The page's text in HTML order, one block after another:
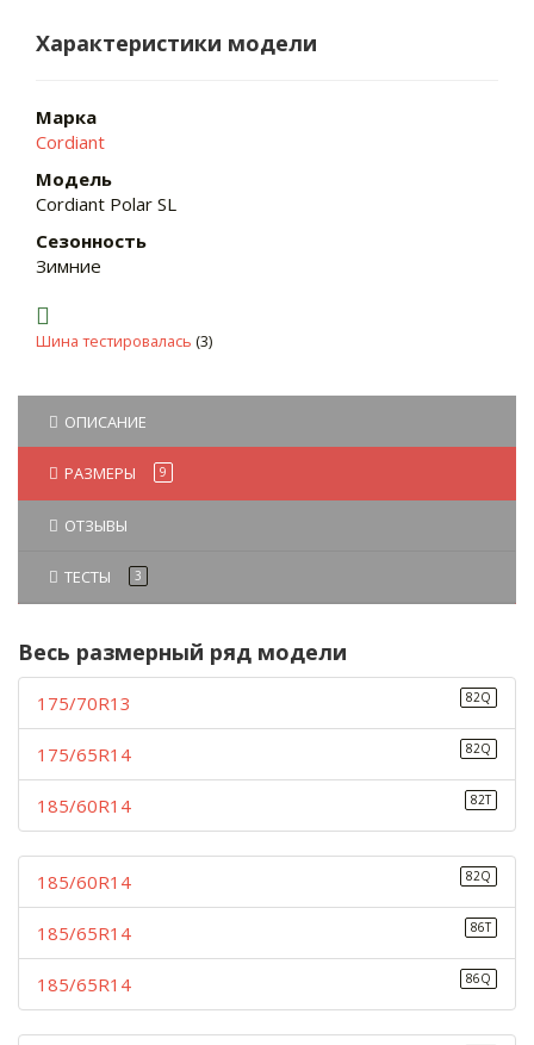
Характеристики модели
Марка
Cordiant
Модель
Cordiant Polar SL
Сезонность
Зимние
Шина тестировалась (3)
ОПИСАНИЕ
РАЗМЕРЫ 9
ОТЗЫВЫ
ТЕСТЫ 3
Весь размерный ряд модели
82Q
175/70R13
82Q
175/65R14
82T
185/60R14
82Q
185/60R14
86T
185/65R14
86Q
185/65R14